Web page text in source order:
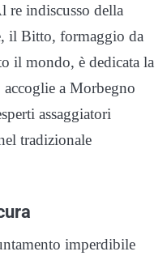
re indiscusso della
il Bitto, formaggio da
il mondo, è dedicata la
a Morbegno
assaggiatori
tradizionale
imperdibile